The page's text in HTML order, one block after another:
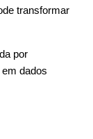
transformar
por
dados